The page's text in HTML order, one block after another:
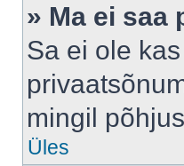
» Ma ei saa
Sa ei ole
mingil
Üles